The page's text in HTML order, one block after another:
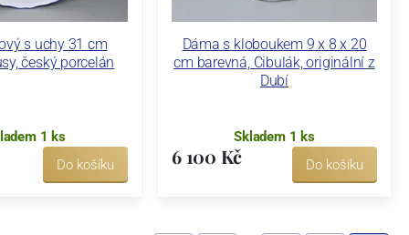
s uchy 31 cm
český porcelán
1 ks
Do košíku
Dáma s kloboukem 9 x 8 x 20
cm barevná, Cibulák, originální z
Dubí
Skladem 1 ks
6 100 Kč Do košíku